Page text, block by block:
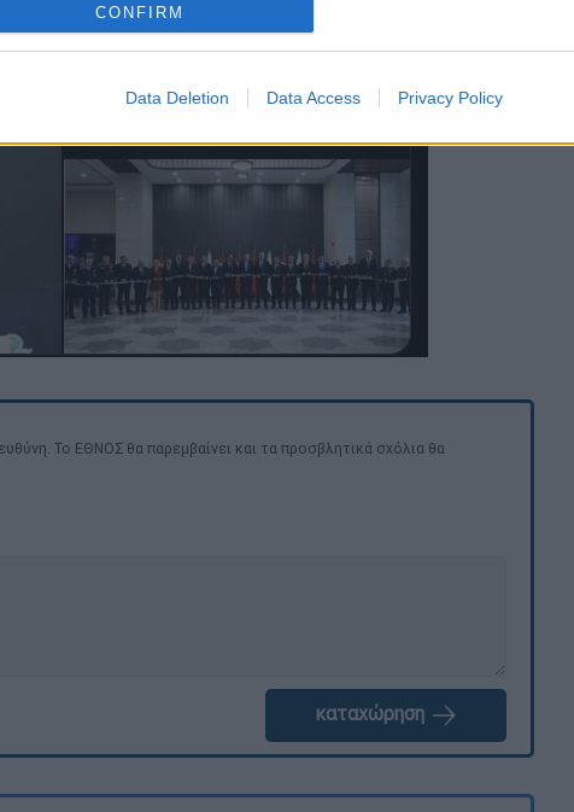
CONFIRM
Data Deletion Data Access Privacy Policy
Το ΕΘΝΟΣ θα παρεμβαίνει και τα προσβλητικά σχόλια θα
καταχώρηση